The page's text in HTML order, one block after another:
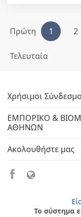
Πρώτη 1 2
Τελευταία
Χρήσιμοι
ΕΜΠΟΡΙΚΟ &
ΑΘΗΝΩΝ
Ακολουθήστε μας
Το σύστημα